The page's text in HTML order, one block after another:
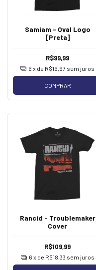
Samiam - Oval Logo
[Preta]
R$99,99
6 x de R$16,67 sem juros
COMPRAR
Rancid - Troublemaker
Cover
R$109,99
6 x de R$18,33 sem juros